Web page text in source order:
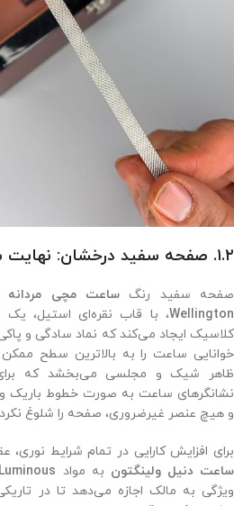
۱.۲. صفحه سفید درخشان: نهایت سادگی
صفحه سفید رنگ
Wellington، با قاب نقره‌ای استیل،
کلاسیک ایجاد می‌کند که نماد سادگی و
خوانایی ساعت را به بالاترین سطح
ظاهر شیک و مجلسی می‌بخشد که
نشانگرهای ساعت به صورت خطوط باریک
و هیچ عنصر غیرضروری، صفحه را شلوغ
برای افزایش کارایی در تمام شرایط
ساعت دنیل ولینگتون به مواد Luminous (شبرنگ)
ویژگی به مالک اجازه می‌دهد تا در